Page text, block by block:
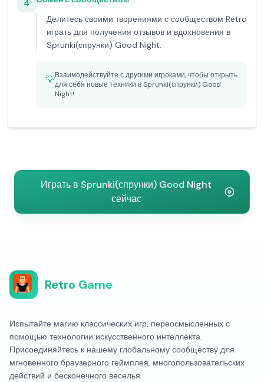
4
Делитесь своими творениями с сообществом Retro
играть для получения отзывов и вдохновения в
Sprunki(спрунки) Good Night.
💡Взаимодействуйте с другими игроками, чтобы открыть
для себя новые техники в Sprunki(спрунки) Good
Night!
Играть в Sprunki(спрунки) Good Night
сейчас
Retro Game
Испытайте магию классических игр, переосмысленных с
помощью технологии искусственного интеллекта.
Присоединяйтесь к нашему глобальному сообществу для
мгновенного браузерного геймплея, многопользовательских
действий и бесконечного веселья.